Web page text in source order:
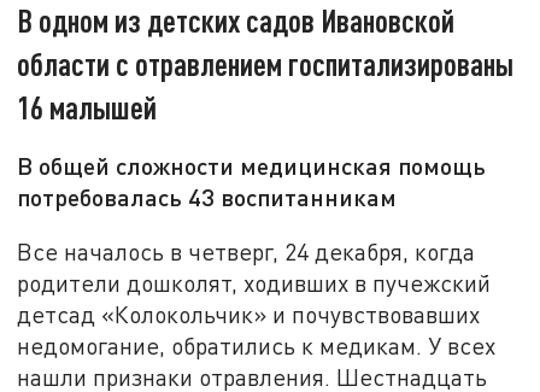
В одном из детских садов Ивановской
области с отравлением госпитализированы
16 малышей
В общей сложности медицинская помощь
потребовалась 43 воспитанникам
Все началось в четверг, 24 декабря, когда
родители дошколят, ходивших в пучежский
детсад «Колокольчик» и почувствовавших
недомогание, обратились к медикам. У всех
нашли признаки отравления. Шестнадцать